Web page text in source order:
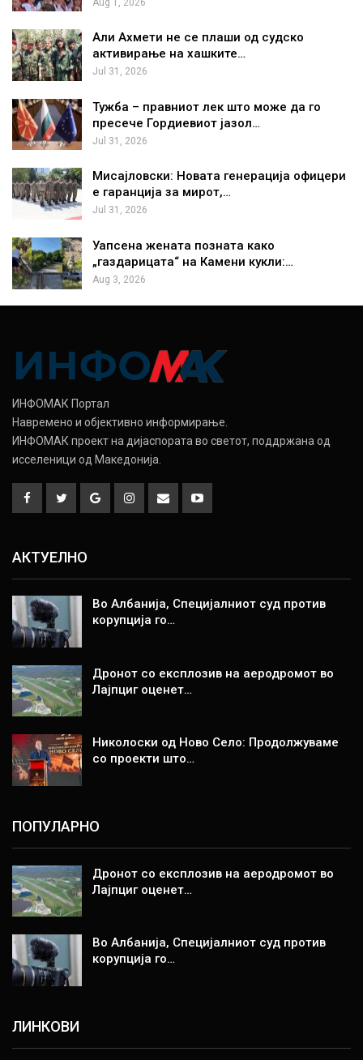
Али Ахмети не се плаши од судско
активирање на хашките…
Jul 31, 2026
Тужба – правниот лек што може да го
пресече Гордиевиот јазол…
Jul 31, 2026
Мисајловски: Новата генерација офицери
е гаранција за мирот,…
Jul 31, 2026
Уапсена жената позната како
„газдарицата“ на Камени кукли:…
Aug 3, 2026
ИНФОМАК Портал
Навремено и објективно информирање.
ИНФОМАК проект на дијаспората во светот, поддржана од
исселеници од Македонија.
АКТУЕЛНО
Во Албанија, Специјалниот суд против
корупција го…
Дронот со експлозив на аеродромот во
Лајпциг оценет…
Николоски од Ново Село: Продолжуваме
со проекти што…
ПОПУЛАРНО
Дронот со експлозив на аеродромот во
Лајпциг оценет…
Во Албанија, Специјалниот суд против
корупција го…
ЛИНКОВИ